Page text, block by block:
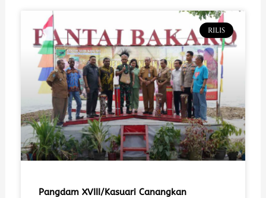
RILIS
Pangdam XVIII/Kasuari Canangkan